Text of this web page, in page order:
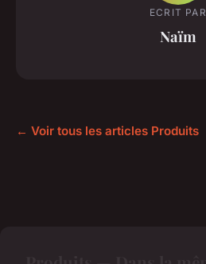
ECRIT PAR
Naïm
← Voir tous les articles Produits